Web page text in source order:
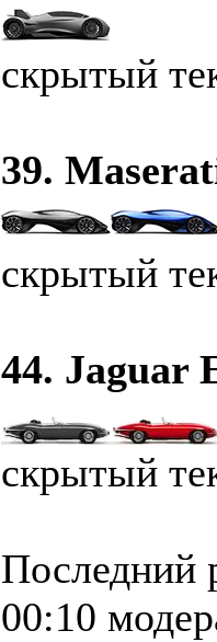
скрытый
39.
скрытый
44. Jaguar
скрытый
Последний
00:10